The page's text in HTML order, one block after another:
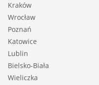
Kraków
Wrocław
Poznań
Katowice
Lublin
Bielsko-Biała
Wieliczka